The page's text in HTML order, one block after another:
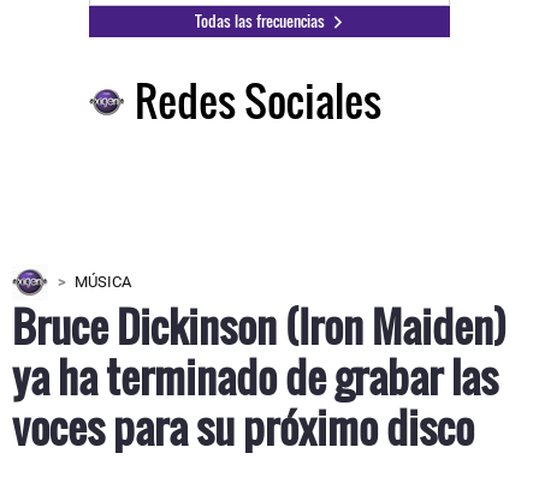
Todas las frecuencias
Redes Sociales
MÚSICA
Bruce Dickinson (Iron Maiden)
ya ha terminado de grabar las
voces para su próximo disco